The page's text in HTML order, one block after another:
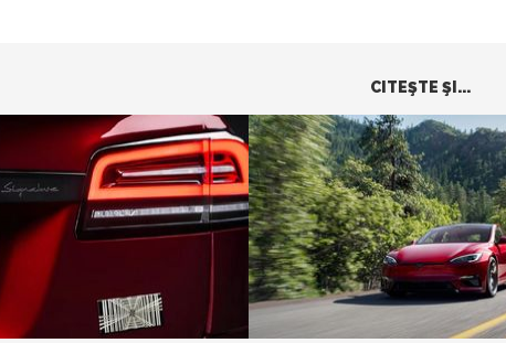
CITEŞTE ŞI...